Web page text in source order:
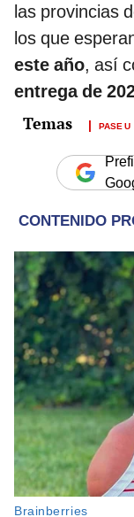
las provincias
los que
este año, así
entrega de
PASE U